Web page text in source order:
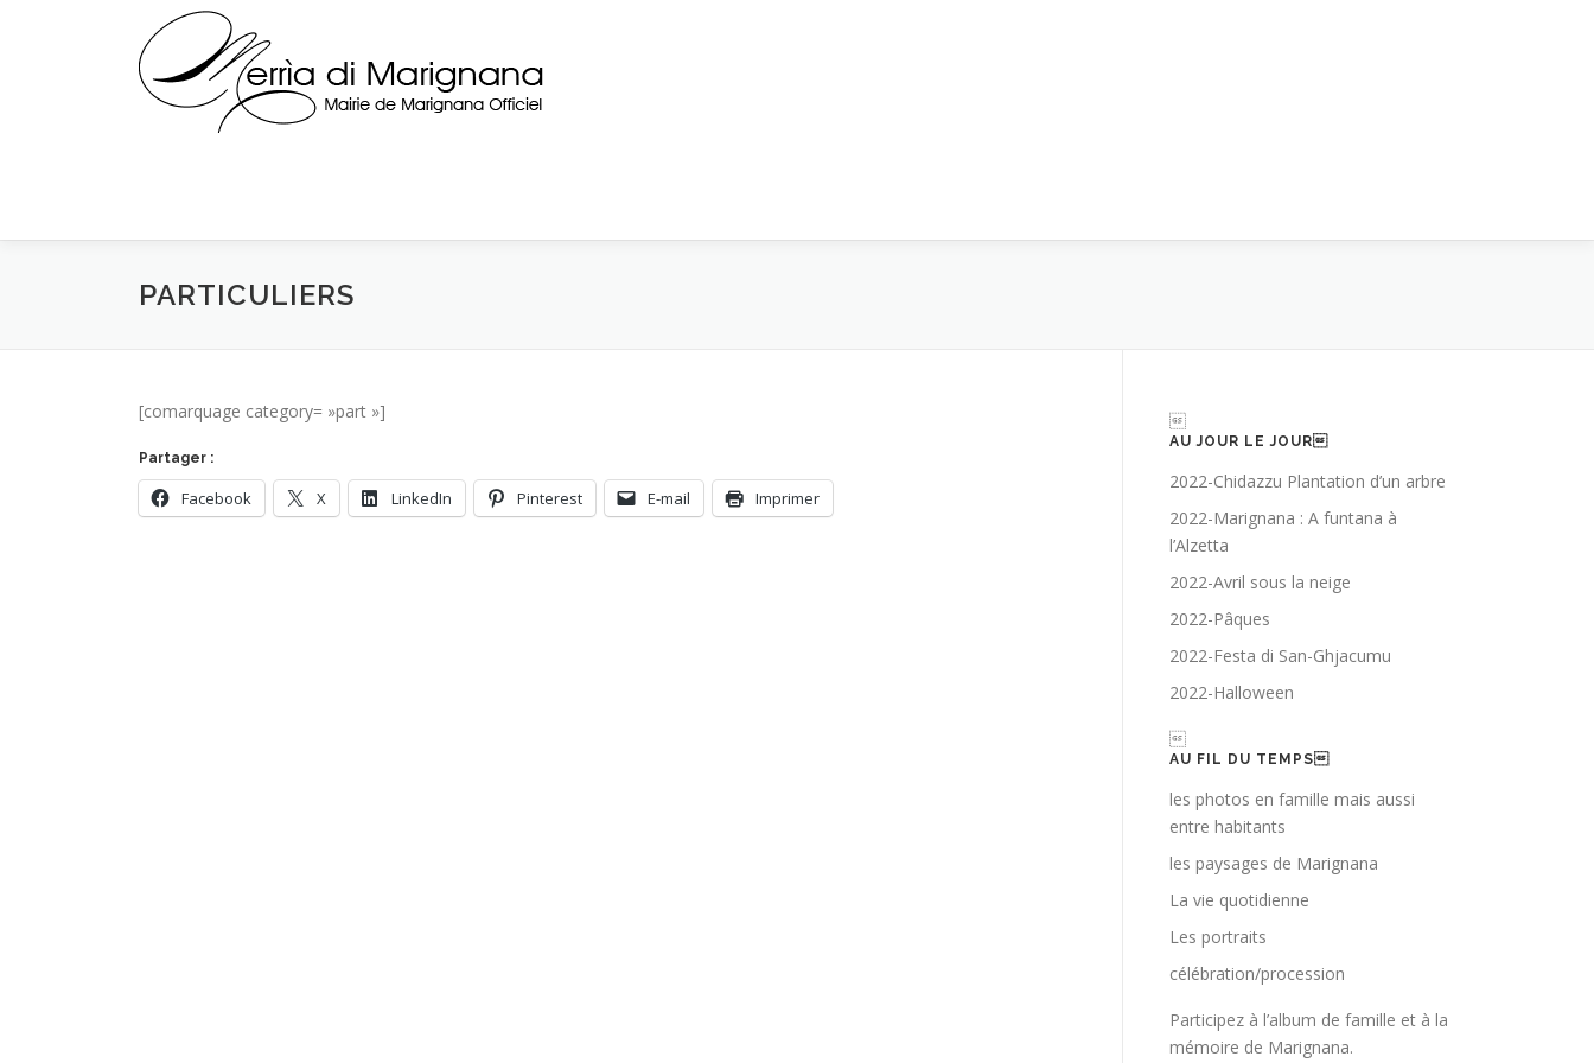
PARTICULIERS
[comarquage category= »part »]
Partager :
Facebook X LinkedIn Pinterest E-mail Imprimer
AU JOUR LE JOUR
2022-Chidazzu Plantation d’un arbre
2022-Marignana : A funtana à
l’Alzetta
2022-Avril sous la neige
2022-Pâques
2022-Festa di San-Ghjacumu
2022-Halloween
AU FIL DU TEMPS
les photos en famille mais aussi
entre habitants
les paysages de Marignana
La vie quotidienne
Les portraits
célébration/procession
Participez à l’album de famille et à la
mémoire de Marignana.